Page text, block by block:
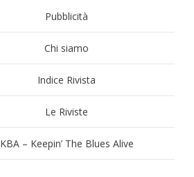
Pubblicità
Chi siamo
Indice Rivista
Le Riviste
KBA – Keepin’ The Blues Alive